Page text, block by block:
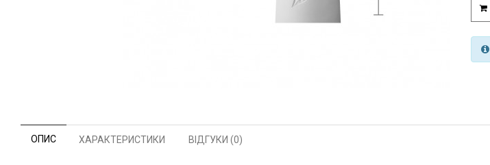
ОПИС ХАРАКТЕРИСТИКИ ВІДГУКИ (0)